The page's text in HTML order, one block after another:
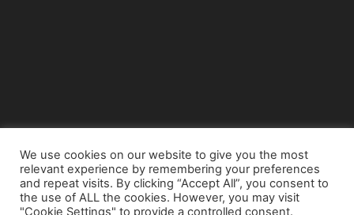
© Copyright 2015 - www.airnews.gr
We use cookies on our website to give you the most
relevant experience by remembering your preferences
and repeat visits. By clicking “Accept All”, you consent to
the use of ALL the cookies. However, you may visit
"Cookie Settings" to provide a controlled consent.